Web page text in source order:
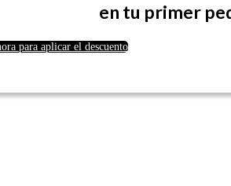
en tu primer
para aplicar el descuento